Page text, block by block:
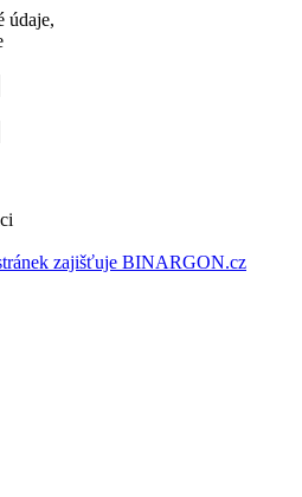
údaje,
zajišťuje BINARGON.cz